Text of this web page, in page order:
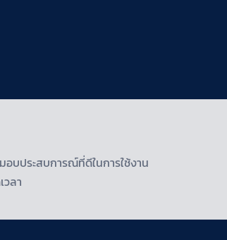
อบประสบการณ์ที่ดีในการใช้งาน
ลา